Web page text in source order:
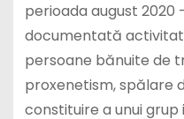
perioada august 2020
documentată
persoane bănuite de
proxenetism, spălare
constituire a unui